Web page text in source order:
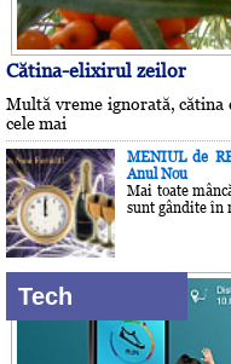
Cătina-elixirul zeilor
Multă vreme ignorată, cătina
cele mai
MENIUL de
Anul Nou
Mai toate
sunt gândite în
Tech